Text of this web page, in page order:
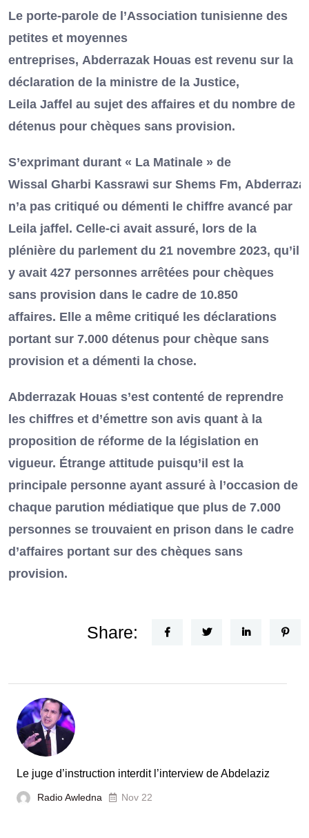
Le porte-parole de l’Association tunisienne des
petites et moyennes
entreprises, Abderrazak Houas est revenu sur la
déclaration de la ministre de la Justice,
Leila Jaffel au sujet des affaires et du nombre de
détenus pour chèques sans provision.
S’exprimant durant « La Matinale » de
Wissal Gharbi Kassrawi sur Shems Fm,
n’a pas critiqué ou démenti le chiffre avancé par
Leila jaffel. Celle-ci avait assuré, lors de la
plénière du parlement du 21 novembre 2023, qu’il
y avait 427 personnes arrêtées pour chèques
sans provision dans le cadre de 10.850
affaires. Elle a même critiqué les déclarations
portant sur 7.000 détenus pour chèque sans
provision et a démenti la chose.
Abderrazak Houas s’est contenté de reprendre
les chiffres et d’émettre son avis quant à la
proposition de réforme de la législation en
vigueur. Étrange attitude puisqu’il est la
principale personne ayant assuré à l’occasion de
chaque parution médiatique que plus de 7.000
personnes se trouvaient en prison dans le cadre
d’affaires portant sur des chèques sans
provision.
Share:
Le juge d’instruction interdit l’interview de Abdelaziz
Radio Awledna Nov 22